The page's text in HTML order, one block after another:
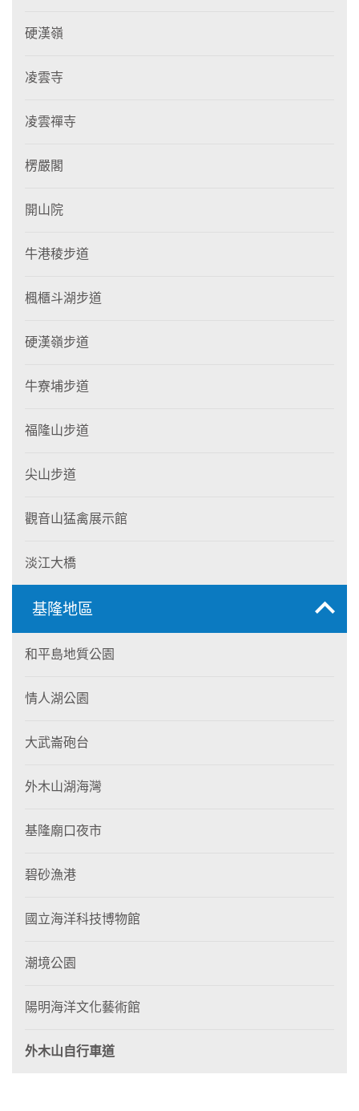
硬漢嶺
凌雲寺
凌雲禪寺
楞嚴閣
開山院
牛港稜步道
楓櫃斗湖步道
硬漢嶺步道
牛寮埔步道
福隆山步道
尖山步道
觀音山猛禽展示館
淡江大橋
基隆地區
和平島地質公園
情人湖公園
大武崙砲台
外木山湖海灣
基隆廟口夜市
碧砂漁港
國立海洋科技博物館
潮境公園
陽明海洋文化藝術館
外木山自行車道